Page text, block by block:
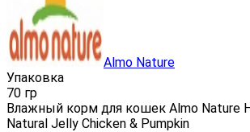
Almo Nature
Упаковка
70 гр
Влажный корм для кошек Almo Nature
Natural Jelly Chicken & Pumpkin